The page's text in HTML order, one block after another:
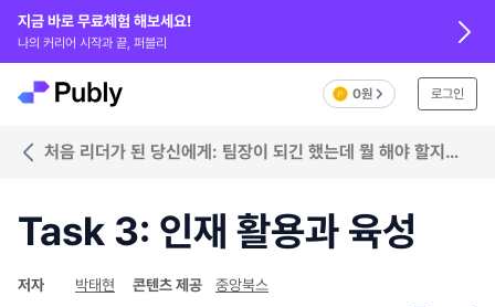
지금 바로 무료체험 해보세요!
나의 커리어 시작과 끝, 퍼블리
0원 로그인
처음 리더가 된 당신에게: 팀장이 되긴 했는데 뭘 해야 할지
Task 3: 인재 활용과 육성
저자 박태현 콘텐츠 제공 중앙북스